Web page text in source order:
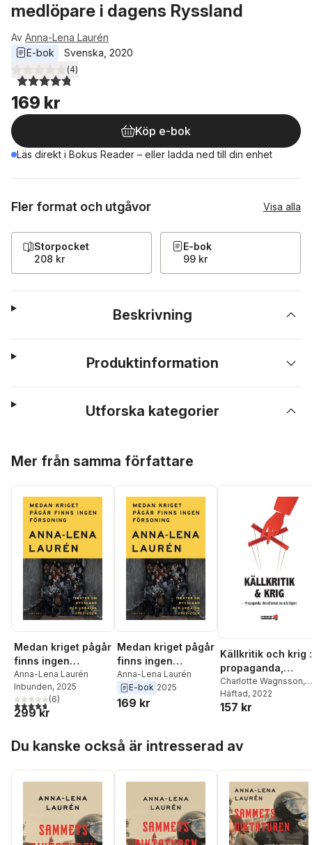
medlöpare i dagens Ryssland
Av Anna-Lena Laurén
E-bok
Svenska 2020
4,8utav 5 stjärnor. Totalt antal röster:
(4)
169 kr
Köp e-bok
Läs direkt i Bokus Reader – eller ladda ned till din enhet
Fler format och utgåvor Visa alla
Storpocket
208 kr
E-bok
99 kr
Beskrivning
Produktinformation
Utforska kategorier
Mer från samma författare
Medan kriget pågår
finns ingen
försoning : texter
om Ryssland och
Ukraina 2022–
2024
Anna-Lena Laurén
Inbunden, 2025
4,7utav 5 stjärnor. Totalt antal röster:
(6)
299 kr
Medan kriget pågår
finns ingen
försoning : texter
om Ryssland och
Ukraina 2022–
Anna-Lena Laurén
E-bok 2025
169 kr
Källkritik och krig :
propaganda,
desinformation
lögner
Charlotte Wagnsson,
Andreas Widholm
Taradai,
Lagercrantz
Häftad, 2022
157 kr
Du kanske också är intresserad av